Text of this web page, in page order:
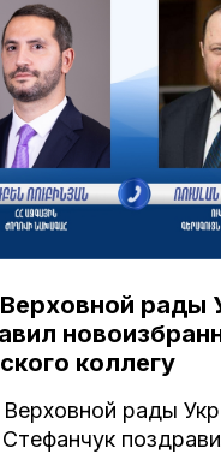
рады
коллегу
рады